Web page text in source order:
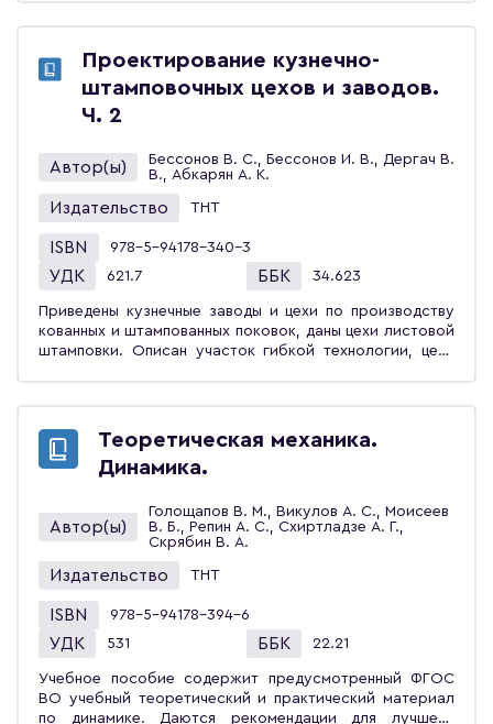
энергетического хозяйства машиностроительных
цехов, подъёмно-транспортные устройства. Учебное
пособие предназначено для студентов вузов,
обучающихся по направлению «Конструкторско-
технологическое обеспечение машиностроительных
техническими специалистами производства.
Проектирование кузнечно-
штамповочных цехов и заводов.
Ч. 2
Автор(ы)
Бессонов В. С., Бессонов И. В., Дергач В.
В., Абкарян А. К.
Издательство ТНТ
ISBN 978-5-94178-340-3
УДК 621.7 ББК 34.623
Приведены кузнечные заводы и цехи по производству
кованных и штампованных поковок, даны цехи листовой
штамповки. Описан участок гибкой технологии, цехи
кузнечно-прессового оборудования. Учебное пособие
предназначено для студентов вузов, обучающихся по
направлению «Конструкторско-технологическое
обеспечение машиностроительных производств».
Теоретическая механика.
Динамика.
Автор(ы)
Голощапов В. М., Викулов А. С., Моисеев
В. Б., Репин А. С., Схиртладзе А. Г.,
Скрябин В. А.
Издательство ТНТ
ISBN 978-5-94178-394-6
УДК 531 ББК 22.21
Учебное пособие содержит предусмотренный ФГОС
ВО учебный теоретический и практический материал
по динамике. Даются рекомендации для лучшего